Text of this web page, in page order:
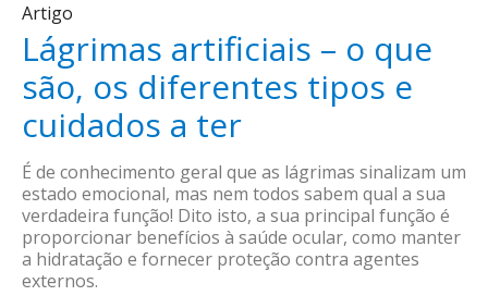
Artigo
Lágrimas artificiais – o que
são, os diferentes tipos e
cuidados a ter
É de conhecimento geral que as lágrimas sinalizam um
estado emocional, mas nem todos sabem qual a sua
verdadeira função! Dito isto, a sua principal função é
proporcionar benefícios à saúde ocular, como manter
a hidratação e fornecer proteção contra agentes
externos.